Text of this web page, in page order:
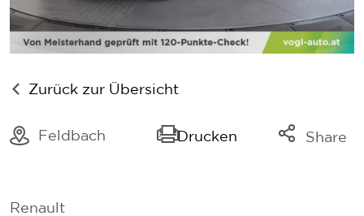
Zurück zur Übersicht
Feldbach Drucken Share
Renault